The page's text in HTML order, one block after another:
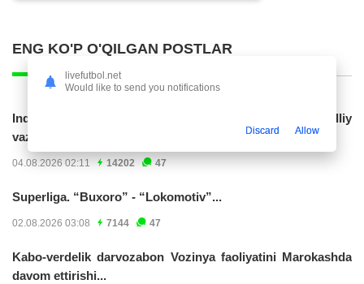
ENG KO'P O'QILGAN POSTLAR
Indoneziya prezidenti JCH-2030ga chiqishni umummilliy
vazifa deb...
04.08.2026 02:11 14202 47
Superliga. “Buxoro” - “Lokomotiv”...
02.08.2026 03:08 7144 47
Kabo-verdelik darvozabon Vozinya faoliyatini Marokashda
davom ettirishi...
livefutbol.net
Would like to send you notifications
Discard Allow